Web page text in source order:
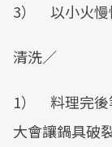
3） 以小火慢
清洗／
1） 料理完後
大會讓鍋具破